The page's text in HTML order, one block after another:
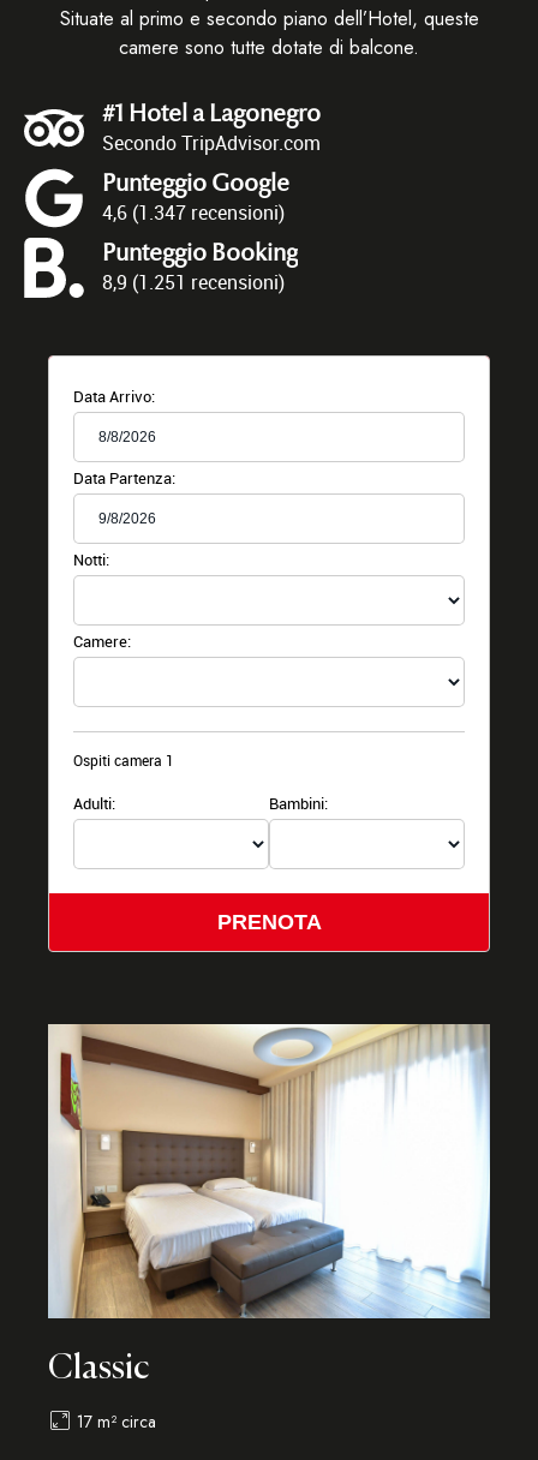
Situate al primo e secondo piano dell’Hotel, queste
camere sono tutte dotate di balcone.
#1 Hotel a Lagonegro
Secondo TripAdvisor.com
Punteggio Google
4,6 (1.347 recensioni)
Punteggio Booking
8,9 (1.251 recensioni)
Data Arrivo:
Data Partenza:
Notti:
Camere:
Ospiti camera 1
Adulti: Bambini:
PRENOTA
Classic
17 m² circa